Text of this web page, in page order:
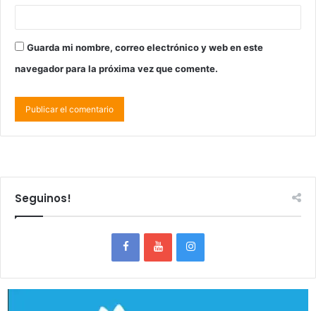
Guarda mi nombre, correo electrónico y web en este
navegador para la próxima vez que comente.
Seguinos!